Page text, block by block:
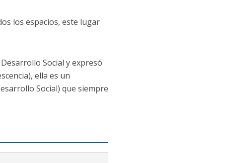
los espacios, este lugar
Social y expresó
ella es un
Social) que siempre